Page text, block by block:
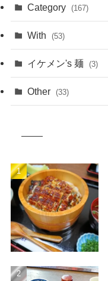
(1)
(38)
(1)
(3)
(26)
Category (167)
(114)
With (53)
(15)
(43)
(49)
イケメン's 麺 (3)
Other (33)